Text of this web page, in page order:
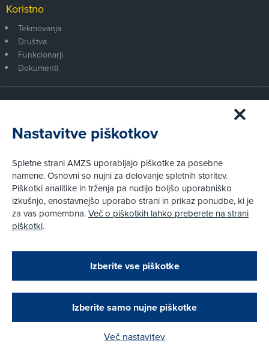
Zapri
Podarjamo vam 10 €!
Obstoječi in novi AMZS člani, ki boste v AMZS
opravili registracijo vozila, boste prejeli
vrednostno darilno kartico z dobroimetjem v višini
Kako do darila?
Koristno
Tekmovanja
Društva
Funkcionarji
Dokumenti
Postanite član AMZS
Zakaj (p)ostati član?
Kako vam pomagamo
Pravni vidiki
Piškotki
Pravno obvestilo
Pri spletni včlanitvi so podprta naslednja plačilna sredstva:
Nastavitve piškotkov
Spletne strani AMZS uporabljajo piškotke za posebne
namene. Osnovni so nujni za delovanje spletnih storitev.
Piškotki analitike in trženja pa nudijo boljšo uporabniško
izkušnjo, enostavnejšo uporabo strani in prikaz ponudbe, ki je
za vas pomembna.Več o piškotkih lahko preberete na strani
piškotki.
Izberite vse piškotke
Izberite samo nujne piškotke
Več nastavitev